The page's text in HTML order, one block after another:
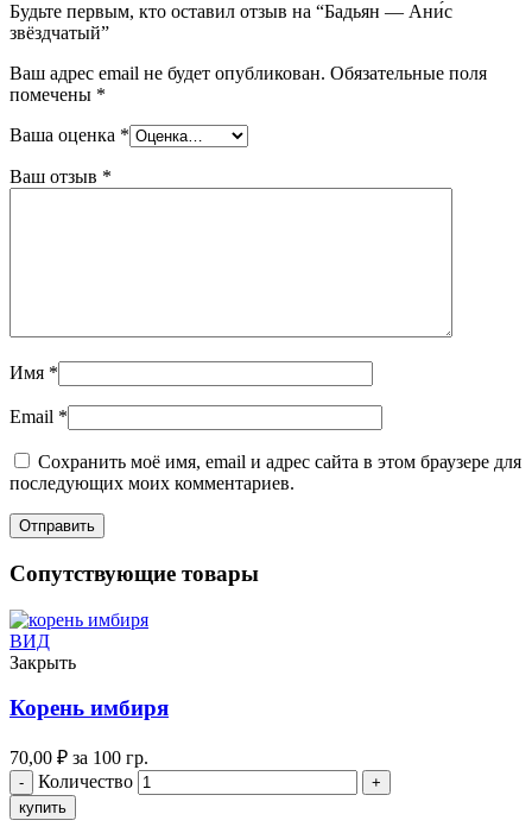
Будьте первым, кто оставил отзыв на “Бадьян — Ани́с
звёздчатый”
Ваш адрес email не будет опубликован. Обязательные поля
помечены *
Ваша оценка *
Ваш отзыв *
Имя *
Email *
Сохранить моё имя, email и адрес сайта в этом браузере для
последующих моих комментариев.
Сопутствующие товары
ВИД
Закрыть
Корень имбиря
70,00 ₽ за 100 гр.
Количество
купить